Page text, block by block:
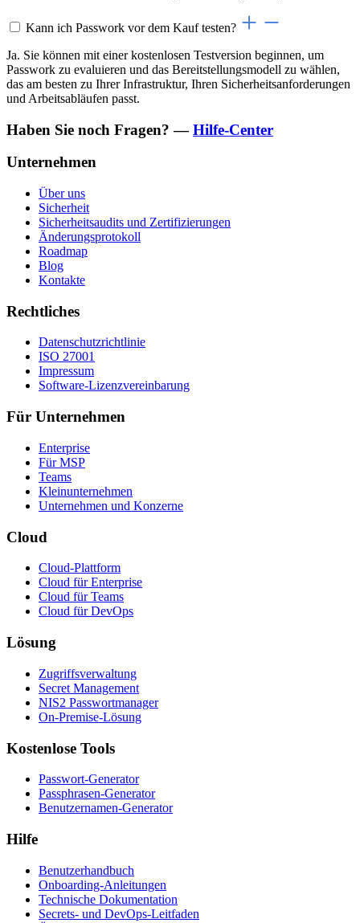
Kann ich Passwork vor dem Kauf testen?
Ja. Sie können mit einer kostenlosen Testversion beginnen, um
Passwork zu evaluieren und das Bereitstellungsmodell zu wählen,
das am besten zu Ihrer Infrastruktur, Ihren Sicherheitsanforderungen
und Arbeitsabläufen passt.
Haben Sie noch Fragen? —Hilfe-Center
Unternehmen
Über uns
Sicherheit
Sicherheitsaudits und Zertifizierungen
Änderungsprotokoll
Roadmap
Blog
Kontakte
Rechtliches
Datenschutzrichtlinie
ISO 27001
Impressum
Software-Lizenzvereinbarung
Für Unternehmen
Enterprise
Für MSP
Teams
Kleinunternehmen
Unternehmen und Konzerne
Cloud
Cloud-Plattform
Cloud für Enterprise
Cloud für Teams
Cloud für DevOps
Lösung
Zugriffsverwaltung
Secret Management
NIS2 Passwortmanager
On-Premise-Lösung
Kostenlose Tools
Passwort-Generator
Passphrasen-Generator
Benutzernamen-Generator
Hilfe
Benutzerhandbuch
Onboarding-Anleitungen
Technische Dokumentation
Secrets- und DevOps-Leitfaden